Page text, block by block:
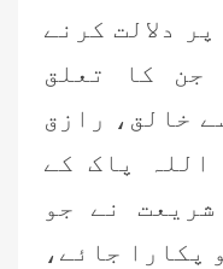
دلالت کرنے
جن کا تعلق
خالق، رازق
اللہ پاک کے
نے جو
پکارا جائے،